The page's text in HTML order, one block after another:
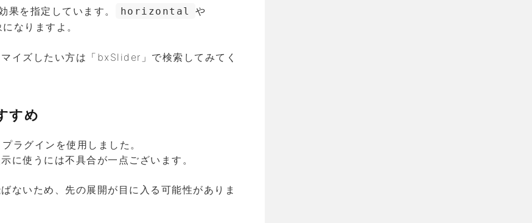
果を指定しています。 horizontal や
なりますよ。
イズしたい方は「bxSlider」で検索してみてく
すめ
ラグインを使用しました。
に使うには不具合が一点ございます。
ないため、先の展開が目に入る可能性がありま